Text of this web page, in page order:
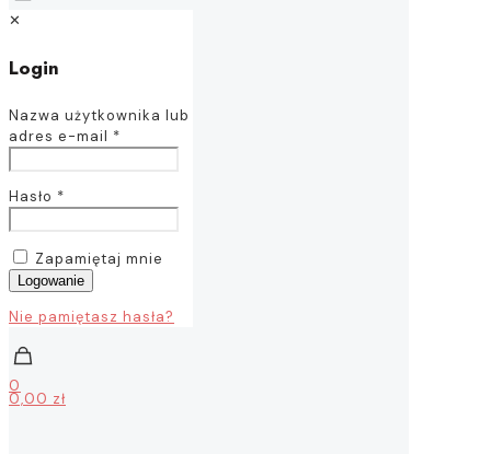
✕
Login
Nazwa użytkownika lub
adres e-mail *
Hasło *
Zapamiętaj mnie
Logowanie
Nie pamiętasz hasła?
0
0,00 zł